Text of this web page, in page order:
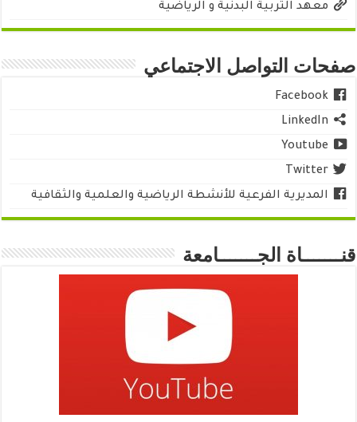
معهد التربية البدنية و الرياضية
صفحات التواصل الاجتماعي
Facebook
LinkedIn
Youtube
Twitter
المديرية الفرعية للأنشطة الرياضية والعلمية والثقافية
قنـــــــاة الجـــــــامعة